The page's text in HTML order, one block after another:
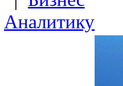
Аналитику